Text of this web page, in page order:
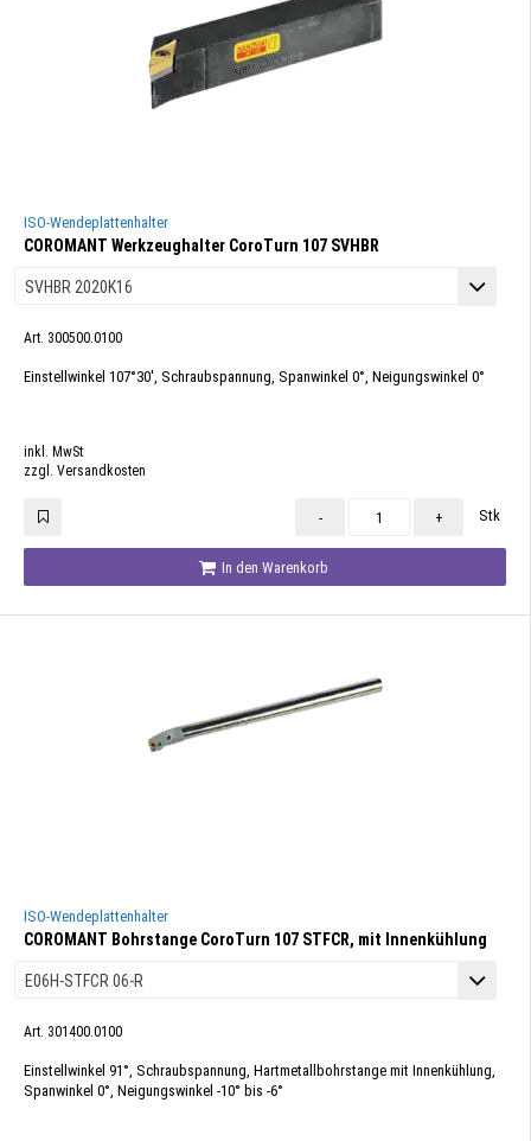
ISO-Wendeplattenhalter
COROMANT Werkzeughalter CoroTurn 107 SVHBR
Art. 300500.0100
Einstellwinkel 107°30', Schraubspannung, Spanwinkel 0°, Neigungswinkel 0°
inkl. MwSt
zzgl. Versandkosten
- + Stk
In den Warenkorb
ISO-Wendeplattenhalter
COROMANT Bohrstange CoroTurn 107 STFCR, mit Innenkühlung
Art. 301400.0100
Einstellwinkel 91°, Schraubspannung, Hartmetallbohrstange mit Innenkühlung,
Spanwinkel 0°, Neigungswinkel -10° bis -6°